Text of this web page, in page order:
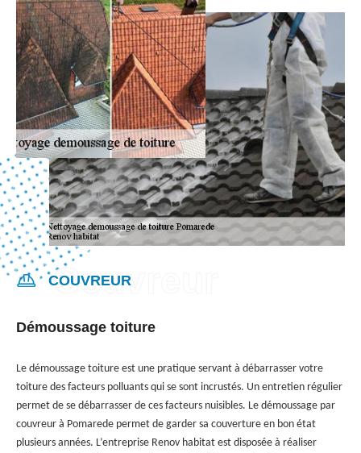
COUVREUR
Démoussage toiture
Le démoussage toiture est une pratique servant à débarrasser votre
toiture des facteurs polluants qui se sont incrustés. Un entretien régulier
permet de se débarrasser de ces facteurs nuisibles. Le démoussage par
couvreur à Pomarede permet de garder sa couverture en bon état
plusieurs années. L’entreprise Renov habitat est disposée à réaliser